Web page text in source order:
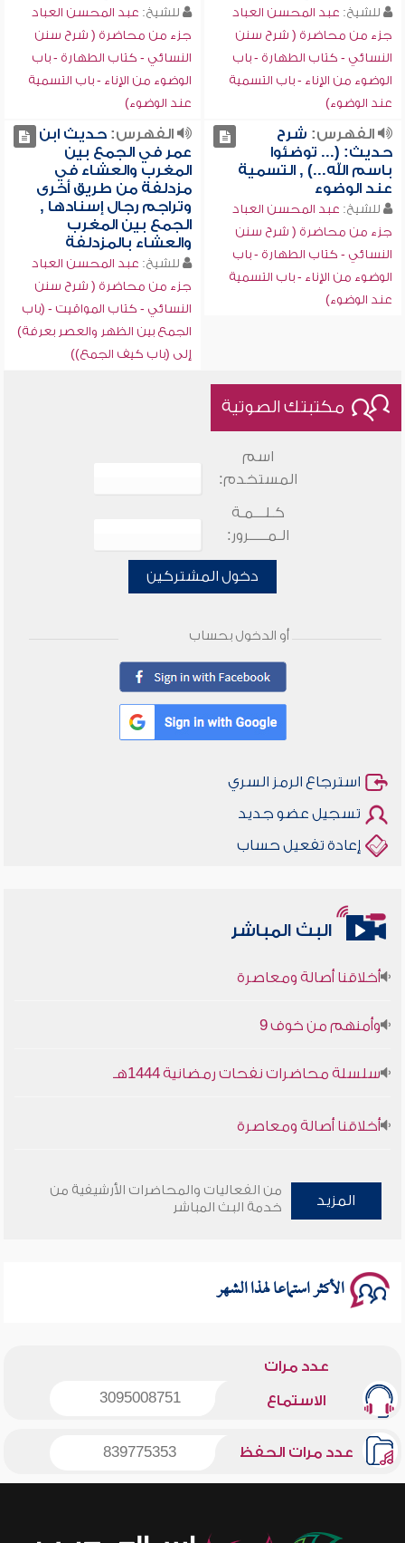
للشيخ: عبد المحسن العباد
جزء من محاضرة ( شرح سنن
النسائي - كتاب الطهارة - باب
الوضوء من الإناء - باب التسمية
عند الوضوء)
للشيخ: عبد المحسن العباد
جزء من محاضرة ( شرح سنن
النسائي - كتاب الطهارة - باب
الوضوء من الإناء - باب التسمية
عند الوضوء)
الفهرس: شرح
حديث: (... توضئوا
باسم الله...) , التسمية
عند الوضوء
للشيخ: عبد المحسن العباد
جزء من محاضرة ( شرح سنن
النسائي - كتاب الطهارة - باب
الوضوء من الإناء - باب التسمية
عند الوضوء)
الفهرس:حديث ابن
عمر في الجمع بين
المغرب والعشاء في
مزدلفة من طريق أخرى
وتراجم رجال إسنادها ,
الجمع بين المغرب
والعشاء بالمزدلفة
للشيخ: عبد المحسن العباد
جزء من محاضرة ( شرح سنن
النسائي - كتاب المواقيت - (باب
الجمع بين الظهر والعصر بعرفة)
إلى (باب كيف الجمع))
مكتبتك الصوتية
اسم
المستخدم:
كـلـــمـة
الـمـــــرور:
دخول المشتركين
أو الدخول بحساب
استرجاع الرمز السري
تسجيل عضو جديد
إعادة تفعيل حساب
البث المباشر
أخلاقنا أصالة ومعاصرة
وأمنهم من خوف 9
سلسلة محاضرات نفحات رمضانية 1444هـ
أخلاقنا أصالة ومعاصرة
سلسلة محاضرات نفحات رمضانية 1444هـ
المزيد
من الفعاليات والمحاضرات الأرشيفية من
خدمة البث المباشر
الأكثر استماعا لهذا الشهر
عدد مرات
الاستماع 3095008751
عدد مرات الحفظ 839775353